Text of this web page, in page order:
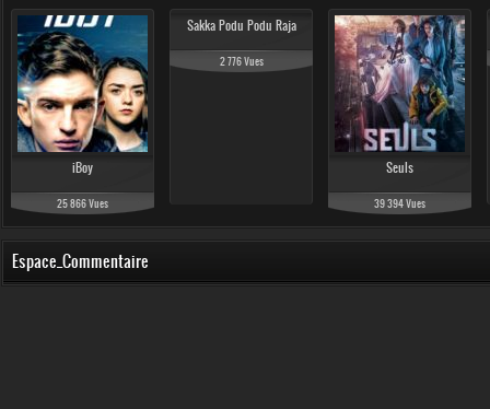
iBoy
25 866 Vues
Sakka Podu Podu Raja
2 776 Vues
Seuls
39 394 Vues
Espace_Commentaire